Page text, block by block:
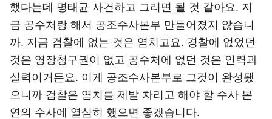
했다는데 명태균 사건하고 그러면 될 것 같아요. 지
금 공수처랑 해서 공조수사본부 만들어졌지 않습니
까. 지금 검찰에 없는 것은 염치고요. 경찰에 없었던
것은 영장청구권이 없고 공수처에 없던 것은 인력과
실력이거든요. 이게 공조수사본부로 그것이 완성됐
으니까 검찰은 염치를 제발 차리고 해야 할 수사 본
연의 수사에 열심히 했으면 좋겠습니다.